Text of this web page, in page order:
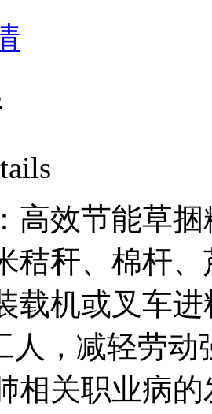
高效节能草
秸秆、棉杆
载机或叉车
人，减轻劳
相关职业病